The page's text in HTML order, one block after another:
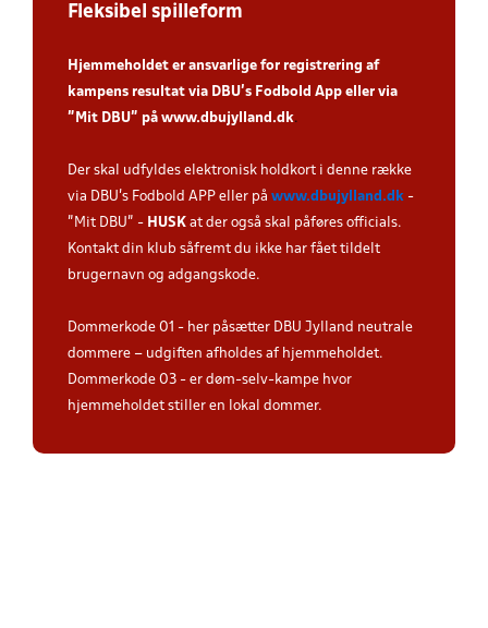
Fleksibel spilleform
Hjemmeholdet er ansvarlige for registrering af
kampens resultat via DBU’s Fodbold App eller via
”Mit DBU” på www.dbujylland.dk.
Der skal udfyldes elektronisk holdkort i denne række
via DBU's Fodbold APP eller på www.dbujylland.dk -
"Mit DBU" - HUSK at der også skal påføres officials.
Kontakt din klub såfremt du ikke har fået tildelt
brugernavn og adgangskode.
Dommerkode 01 - her påsætter DBU Jylland neutrale
dommere – udgiften afholdes af hjemmeholdet.
Dommerkode 03 - er døm-selv-kampe hvor
hjemmeholdet stiller en lokal dommer.